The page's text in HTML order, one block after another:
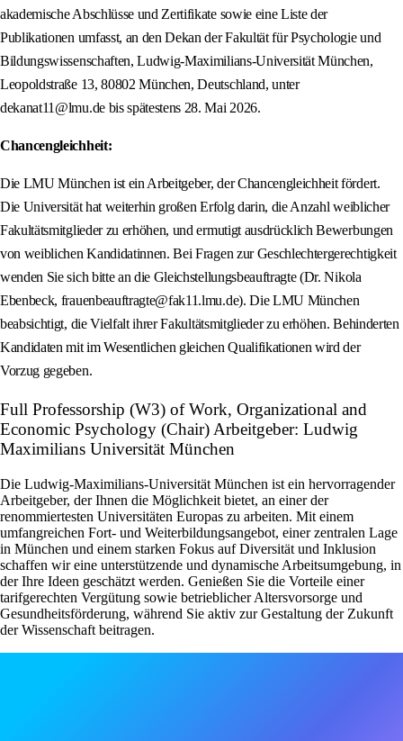
akademische Abschlüsse und Zertifikate sowie eine Liste der
Publikationen umfasst, an den Dekan der Fakultät für Psychologie und
Bildungswissenschaften, Ludwig‑Maximilians‑Universität München,
Leopoldstraße 13, 80802 München, Deutschland, unter
dekanat11@lmu.de bis spätestens 28. Mai 2026.
Chancengleichheit:
Die LMU München ist ein Arbeitgeber, der Chancengleichheit fördert.
Die Universität hat weiterhin großen Erfolg darin, die Anzahl weiblicher
Fakultätsmitglieder zu erhöhen, und ermutigt ausdrücklich Bewerbungen
von weiblichen Kandidatinnen. Bei Fragen zur Geschlechtergerechtigkeit
wenden Sie sich bitte an die Gleichstellungsbeauftragte (Dr. Nikola
Ebenbeck, frauenbeauftragte@fak11.lmu.de). Die LMU München
beabsichtigt, die Vielfalt ihrer Fakultätsmitglieder zu erhöhen. Behinderten
Kandidaten mit im Wesentlichen gleichen Qualifikationen wird der
Vorzug gegeben.
Full Professorship (W3) of Work, Organizational and
Economic Psychology (Chair) Arbeitgeber: Ludwig
Maximilians Universität München
Die Ludwig-Maximilians-Universität München ist ein hervorragender
Arbeitgeber, der Ihnen die Möglichkeit bietet, an einer der
renommiertesten Universitäten Europas zu arbeiten. Mit einem
umfangreichen Fort- und Weiterbildungsangebot, einer zentralen Lage
in München und einem starken Fokus auf Diversität und Inklusion
schaffen wir eine unterstützende und dynamische Arbeitsumgebung, in
der Ihre Ideen geschätzt werden. Genießen Sie die Vorteile einer
tarifgerechten Vergütung sowie betrieblicher Altersvorsorge und
Gesundheitsförderung, während Sie aktiv zur Gestaltung der Zukunft
der Wissenschaft beitragen.